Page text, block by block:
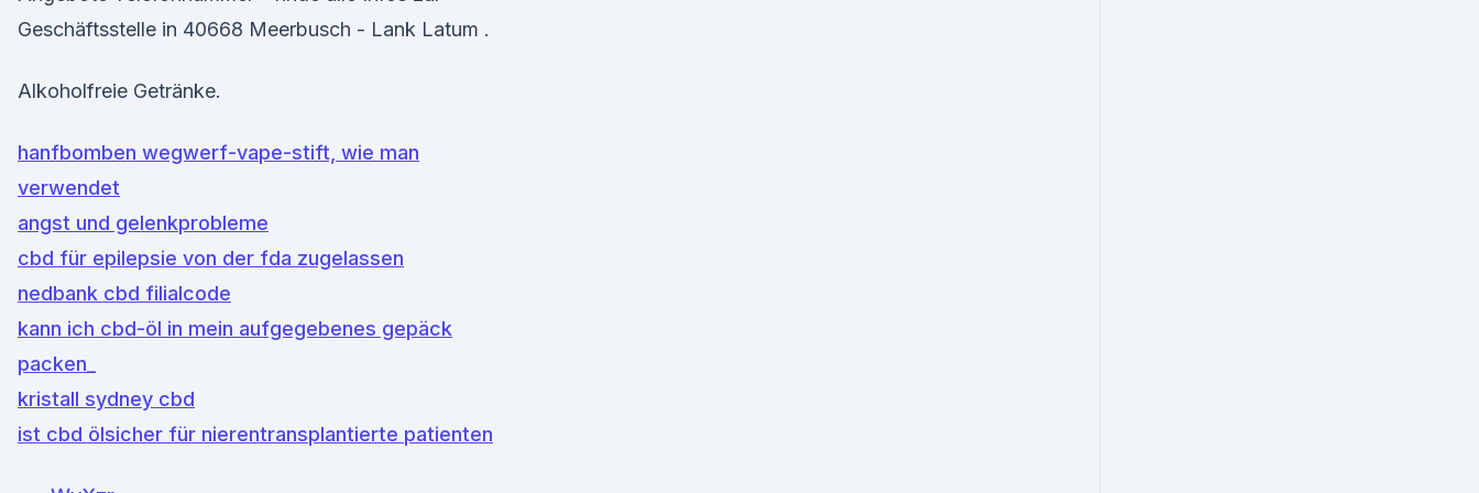
Geschäftsstelle in 40668 Meerbusch - Lank Latum .
Alkoholfreie Getränke.
hanfbomben wegwerf-vape-stift, wie man
verwendet
angst und gelenkprobleme
cbd für epilepsie von der fda zugelassen
nedbank cbd filialcode
kann ich cbd-öl in mein aufgegebenes gepäck
packen_
kristall sydney cbd
ist cbd ölsicher für nierentransplantierte patienten